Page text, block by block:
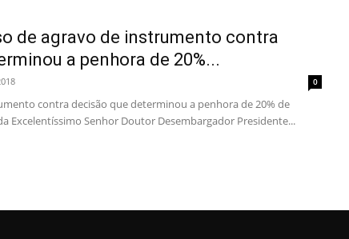
de agravo de instrumento contra
a penhora de 20%...
0
contra decisão que determinou a penhora de 20% de
Excelentíssimo Senhor Doutor Desembargador Presidente...